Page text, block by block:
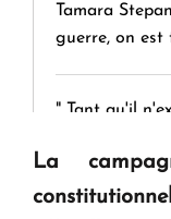
Tamara
guerre, on est
" Tant qu'il
KASA : 30
La